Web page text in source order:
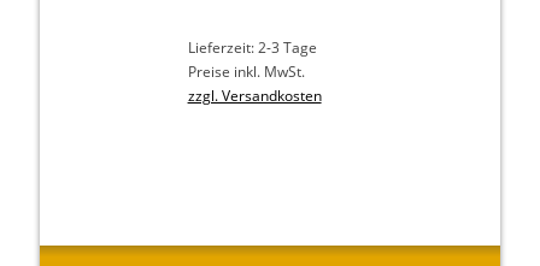
Lieferzeit: 2-3 Tage
Preise inkl. MwSt.
zzgl. Versandkosten